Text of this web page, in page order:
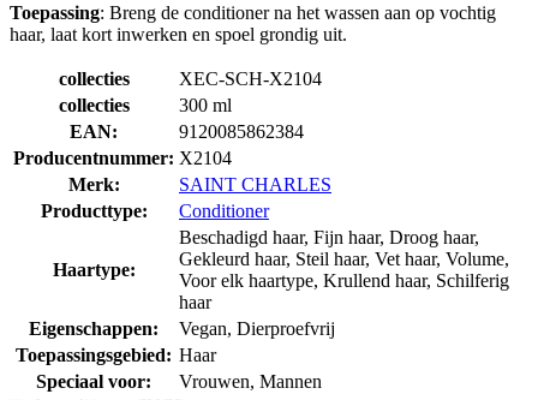
Toepassing: Breng de conditioner na het wassen aan op vochtig
haar, laat kort inwerken en spoel grondig uit.
collecties
XEC-SCH-X2104
collecties
300 ml
EAN:
9120085862384
Producentnummer: X2104
Merk:
SAINT CHARLES
Producttype:
Conditioner
Haartype:
Beschadigd haar, Fijn haar, Droog haar,
Gekleurd haar, Steil haar, Vet haar, Volume,
Voor elk haartype, Krullend haar, Schilferig
haar
Eigenschappen:
Vegan, Dierproefvrij
Toepassingsgebied: Haar
Speciaal voor:
Vrouwen, Mannen